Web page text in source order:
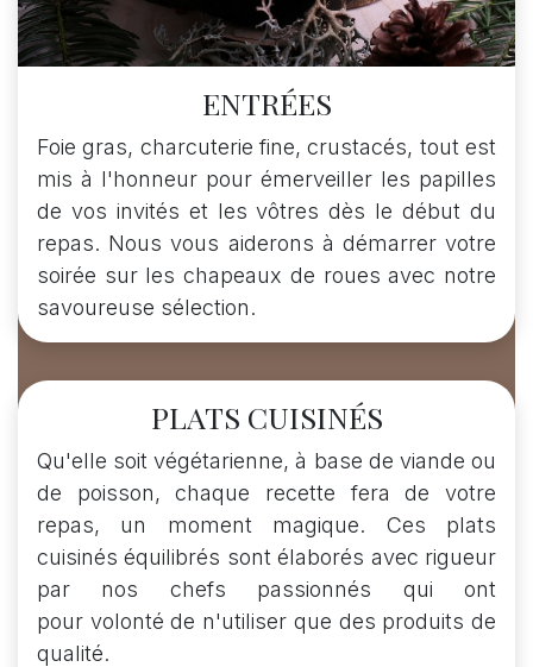
ENTRÉES
Foie gras, charcuterie fine, crustacés, tout est
mis à l'honneur pour émerveiller les papilles
de vos invités et les vôtres dès le début du
repas. Nous vous aiderons à démarrer votre
soirée sur les chapeaux de roues avec notre
savoureuse sélection.
PLATS CUISINÉS
Qu'elle soit végétarienne, à base de viande ou
de poisson, chaque recette fera de votre
repas, un moment magique. Ces plats
cuisinés équilibrés sont élaborés avec rigueur
par nos chefs passionnés qui ont
pour volonté de n'utiliser que des produits de
qualité.